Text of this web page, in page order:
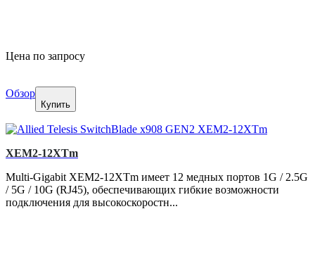
Цена по запросу
Обзор
Купить
XEM2-12XTm
Multi-Gigabit XEM2-12XTm имеет 12 медных портов 1G / 2.5G
/ 5G / 10G (RJ45), обеспечивающих гибкие возможности
подключения для высокоскоростн...